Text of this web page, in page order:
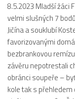
Realizační tým
Historie
Zápasy
Zápasy
2023/24
2022/23
8.5.2023 Mladší žáci
velmi slušných 7
Jičína a souklubí
favorizovanými
bezbrankovou
závěru nepotrestali
obránci soupeře –
kole tak s